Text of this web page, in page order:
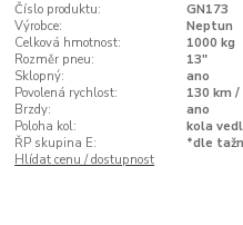
Číslo produktu:
GN173
Výrobce:
Neptun
Celková hmotnost:
1000 kg
Rozměr pneu:
13"
Sklopný:
ano
Povolená rychlost:
130 km /
Brzdy:
ano
Poloha kol:
kola
ŘP skupina E:
*dle
Hlídat cenu / dostupnost